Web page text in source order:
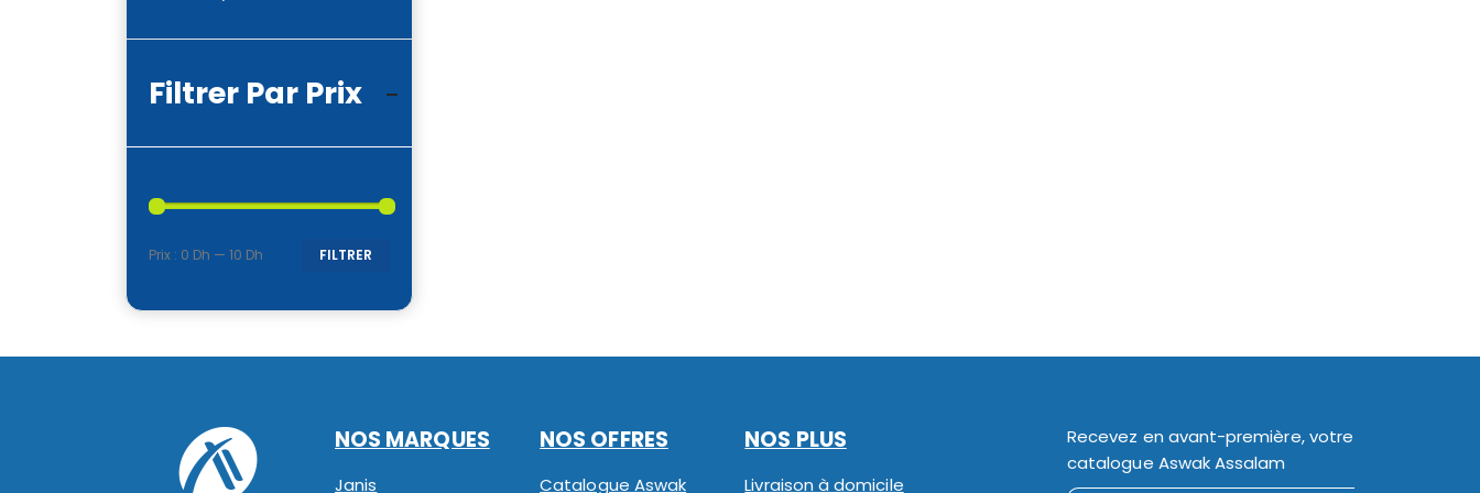
Filtrer Par Prix
FILTRER
Prix : 0 Dh — 10 Dh
NOS MARQUES
Janis
NOS OFFRES
Catalogue Aswak
NOS PLUS
Livraison à domicile
Recevez en avant-première, votre
catalogue Aswak Assalam